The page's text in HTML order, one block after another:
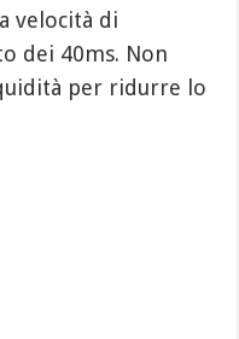
velocità di
dei 40ms. Non
per ridurre lo